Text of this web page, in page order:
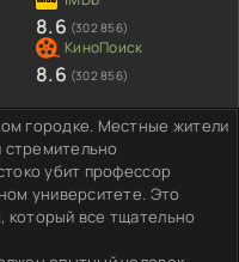
8.6 (302 856)
8.6 (302 856)
городке. Местные жители
стремительно
убит профессор
университете. Это
который все тщательно